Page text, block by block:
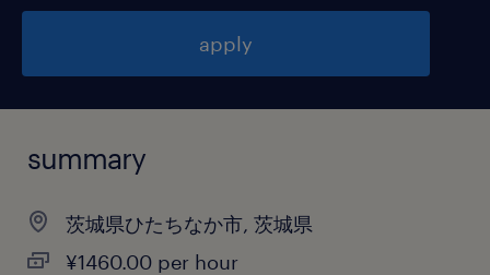
apply
summary
茨城県ひたちなか市, 茨城県
¥1460.00 per hour